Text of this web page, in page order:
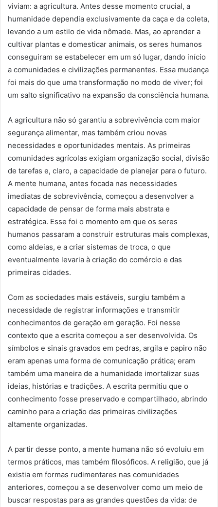
viviam: a agricultura. Antes desse momento crucial, a
humanidade dependia exclusivamente da caça e da coleta,
levando a um estilo de vida nômade. Mas, ao aprender a
cultivar plantas e domesticar animais, os seres humanos
conseguiram se estabelecer em um só lugar, dando início
a comunidades e civilizações permanentes. Essa mudança
foi mais do que uma transformação no modo de viver; foi
um salto significativo na expansão da consciência humana.
A agricultura não só garantiu a sobrevivência com maior
segurança alimentar, mas também criou novas
necessidades e oportunidades mentais. As primeiras
comunidades agrícolas exigiam organização social, divisão
de tarefas e, claro, a capacidade de planejar para o futuro.
A mente humana, antes focada nas necessidades
imediatas de sobrevivência, começou a desenvolver a
capacidade de pensar de forma mais abstrata e
estratégica. Esse foi o momento em que os seres
humanos passaram a construir estruturas mais complexas,
como aldeias, e a criar sistemas de troca, o que
eventualmente levaria à criação do comércio e das
primeiras cidades.
Com as sociedades mais estáveis, surgiu também a
necessidade de registrar informações e transmitir
conhecimentos de geração em geração. Foi nesse
contexto que a escrita começou a ser desenvolvida. Os
símbolos e sinais gravados em pedras, argila e papiro não
eram apenas uma forma de comunicação prática; eram
também uma maneira de a humanidade imortalizar suas
ideias, histórias e tradições. A escrita permitiu que o
conhecimento fosse preservado e compartilhado, abrindo
caminho para a criação das primeiras civilizações
altamente organizadas.
A partir desse ponto, a mente humana não só evoluiu em
termos práticos, mas também filosóficos. A religião, que já
existia em formas rudimentares nas comunidades
anteriores, começou a se desenvolver como um meio de
buscar respostas para as grandes questões da vida: de